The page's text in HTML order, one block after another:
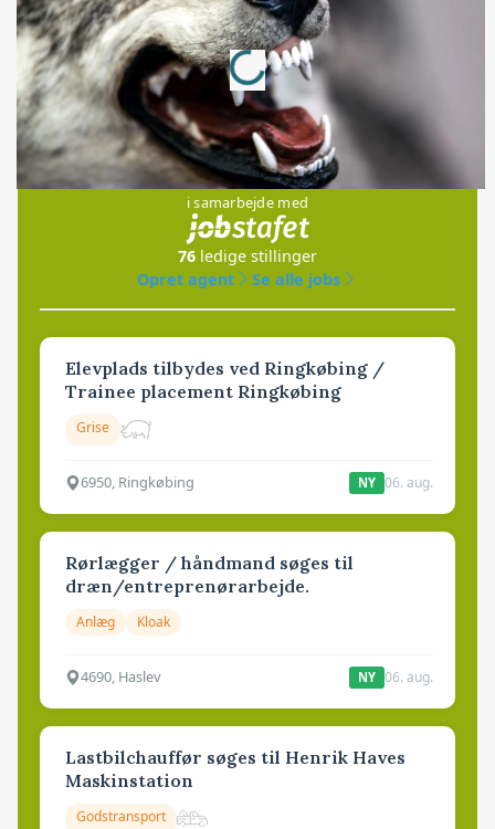
Annonce
Loading...
Jobs
i samarbejde med
76 ledige stillinger
Opret agent
Se alle jobs
Elevplads tilbydes ved Ringkøbing /
Trainee placement Ringkøbing
Grise
6950, Ringkøbing NY 06. aug.
Rørlægger / håndmand søges til
dræn/entreprenørarbejde.
Anlæg Kloak
4690, Haslev NY 06. aug.
Lastbilchauffør søges til Henrik Haves
Maskinstation
Godstransport